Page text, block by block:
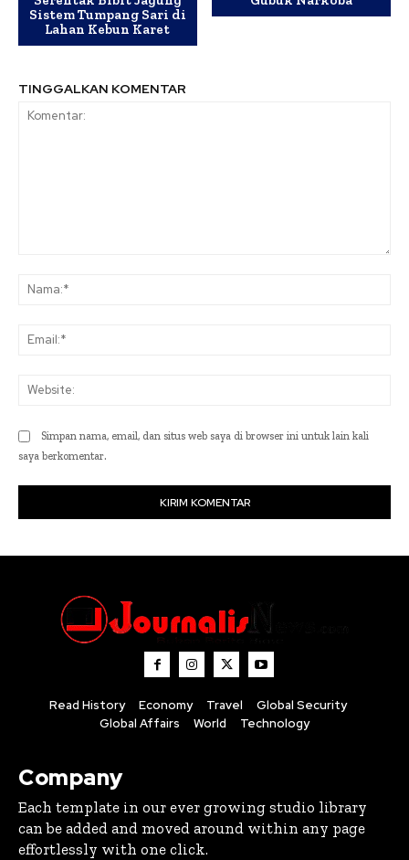
Sistem Tumpang Sari di
Lahan Kebun Karet
TINGGALKAN KOMENTAR
Simpan nama, email, dan situs web saya di browser ini untuk lain kali
saya berkomentar.
Read History Economy Travel
Global Security
Global Affairs
World Technology
Company
Each template in our ever growing studio library
can be added and moved around within any page
effortlessly with one click.